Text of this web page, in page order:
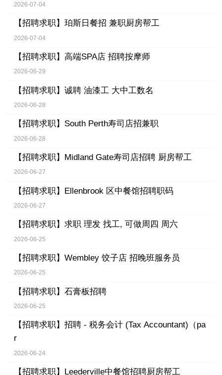
2026-07-04
【招聘求职】 珀斯日餐招 兼职厨房帮工
2026-07-04
【招聘求职】 高端SPA店 招聘按摩师
2026-06-29
【招聘求职】 诚聘 油漆工 大中工数名
2026-06-28
【招聘求职】 South Perth寿司店招兼职
2026-06-28
【招聘求职】 Midland Gate寿司店招聘 厨房帮工
2026-06-27
【招聘求职】 Ellenbrook 区中餐馆招聘职码
2026-06-27
【招聘求职】 求职 理发 找工, 可做周四 周六
2026-06-25
【招聘求职】 Wembley 饺子店 招晚班服务员
2026-06-25
【招聘求职】 石膏板招聘
2026-06-25
【招聘求职】 招聘 - 税务会计 (Tax Accountant)（pa
r
2026-06-24
【招聘求职】 Leederville中餐馆招聘厨房帮工